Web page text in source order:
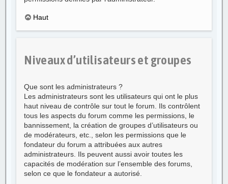
Haut
Niveaux d’utilisateurs et groupes
Que sont les administrateurs ?
Les administrateurs sont les utilisateurs qui ont le plus
haut niveau de contrôle sur tout le forum. Ils contrôlent
tous les aspects du forum comme les permissions, le
bannissement, la création de groupes d’utilisateurs ou
de modérateurs, etc., selon les permissions que le
fondateur du forum a attribuées aux autres
administrateurs. Ils peuvent aussi avoir toutes les
capacités de modération sur l’ensemble des forums,
selon ce que le fondateur a autorisé.